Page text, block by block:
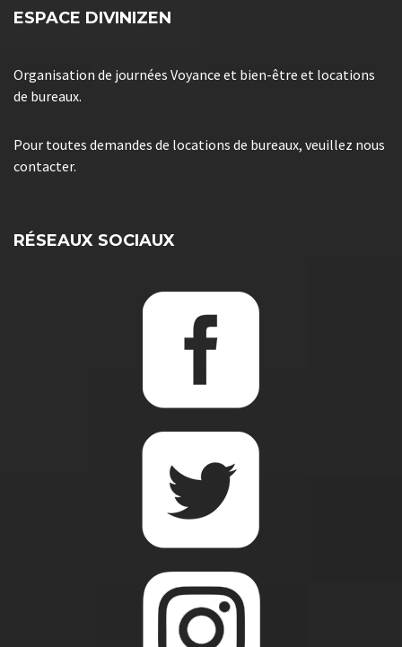
ESPACE DIVINIZEN
Organisation de journées Voyance et bien-être et locations
de bureaux.
Pour toutes demandes de locations de bureaux, veuillez nous
contacter.
RÉSEAUX SOCIAUX